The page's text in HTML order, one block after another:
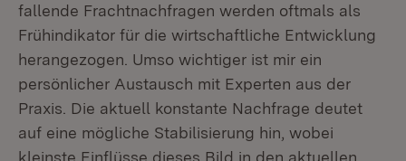
fallende Frachtnachfragen werden oftmals als
Frühindikator für die wirtschaftliche Entwicklung
herangezogen. Umso wichtiger ist mir ein
persönlicher Austausch mit Experten aus der
Praxis. Die aktuell konstante Nachfrage deutet
auf eine mögliche Stabilisierung hin, wobei
kleinste Einflüsse dieses Bild in den aktuellen